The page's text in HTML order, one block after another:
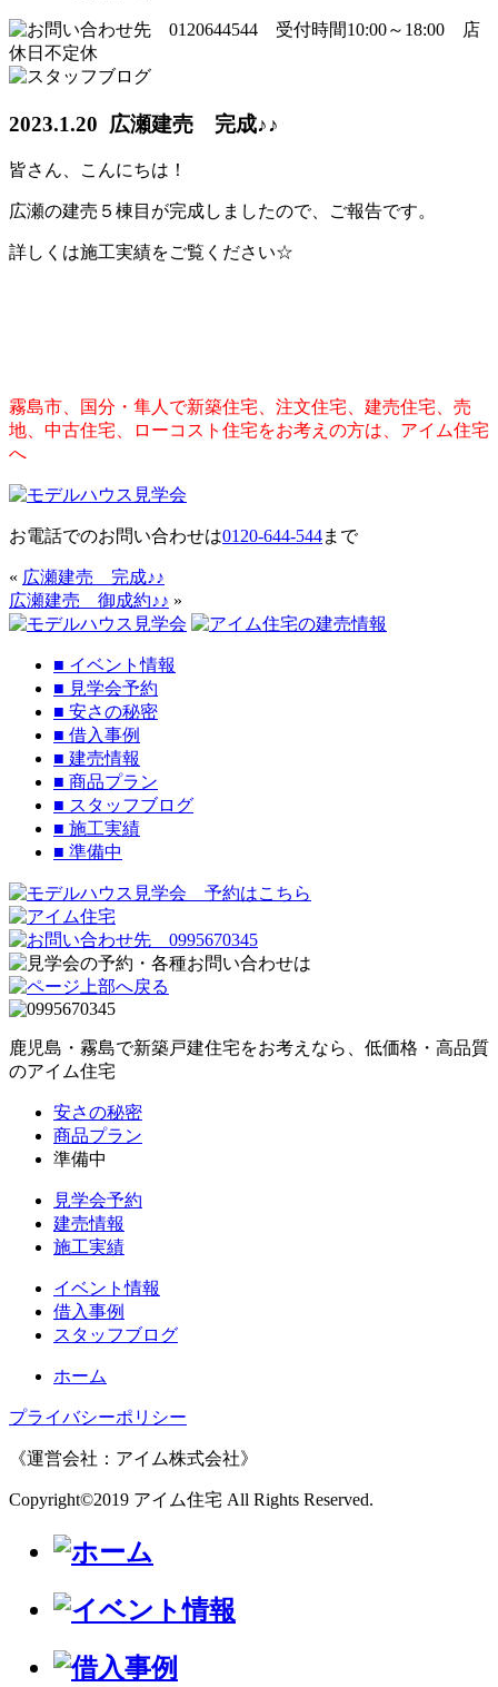
2023.1.20 広瀬建売 完成♪♪
皆さん、こんにちは！
広瀬の建売５棟目が完成しましたので、ご報告です。
詳しくは施工実績をご覧ください☆
霧島市、国分・隼人で新築住宅、注文住宅、建売住宅、売
地、中古住宅、ローコスト住宅をお考えの方は、アイム住宅
へ
お電話でのお問い合わせは0120-644-544まで
« 広瀬建売 完成♪♪
広瀬建売 御成約♪♪ »
■ イベント情報
■ 見学会予約
■ 安さの秘密
■ 借入事例
■ 建売情報
■ 商品プラン
■ スタッフブログ
■ 施工実績
■ 準備中
鹿児島・霧島で新築戸建住宅をお考えなら、低価格・高品質
のアイム住宅
安さの秘密
商品プラン
準備中
見学会予約
建売情報
施工実績
イベント情報
借入事例
スタッフブログ
ホーム
プライバシーポリシー
《運営会社：アイム株式会社》
Copyright©2019 アイム住宅 All Rights Reserved.